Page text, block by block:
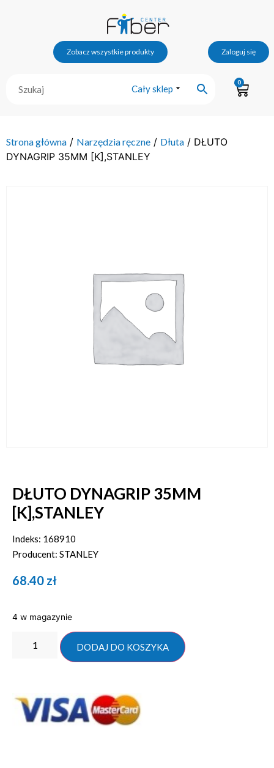
Zobacz wszystkie produkty Zaloguj się
Cały sklep
0
Strona główna / Narzędzia ręczne / Dłuta / DŁUTO
DYNAGRIP 35MM [K],STANLEY
DŁUTO DYNAGRIP 35MM
[K],STANLEY
Indeks: 168910
Producent: STANLEY
68.40 zł
4 w magazynie
DODAJ DO KOSZYKA